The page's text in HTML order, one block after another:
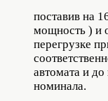
поставив на
мощность ) и
перегрузке
автомата и до
номинала.